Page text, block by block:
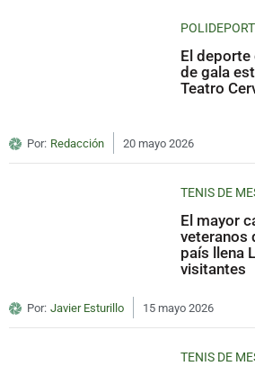
El deporte
de gala
Teatro
Por: Redacción 20 mayo 2026
TENIS DE
El mayor
veteranos
país llena
visitantes
Por: Javier Esturillo 15 mayo 2026
TENIS DE